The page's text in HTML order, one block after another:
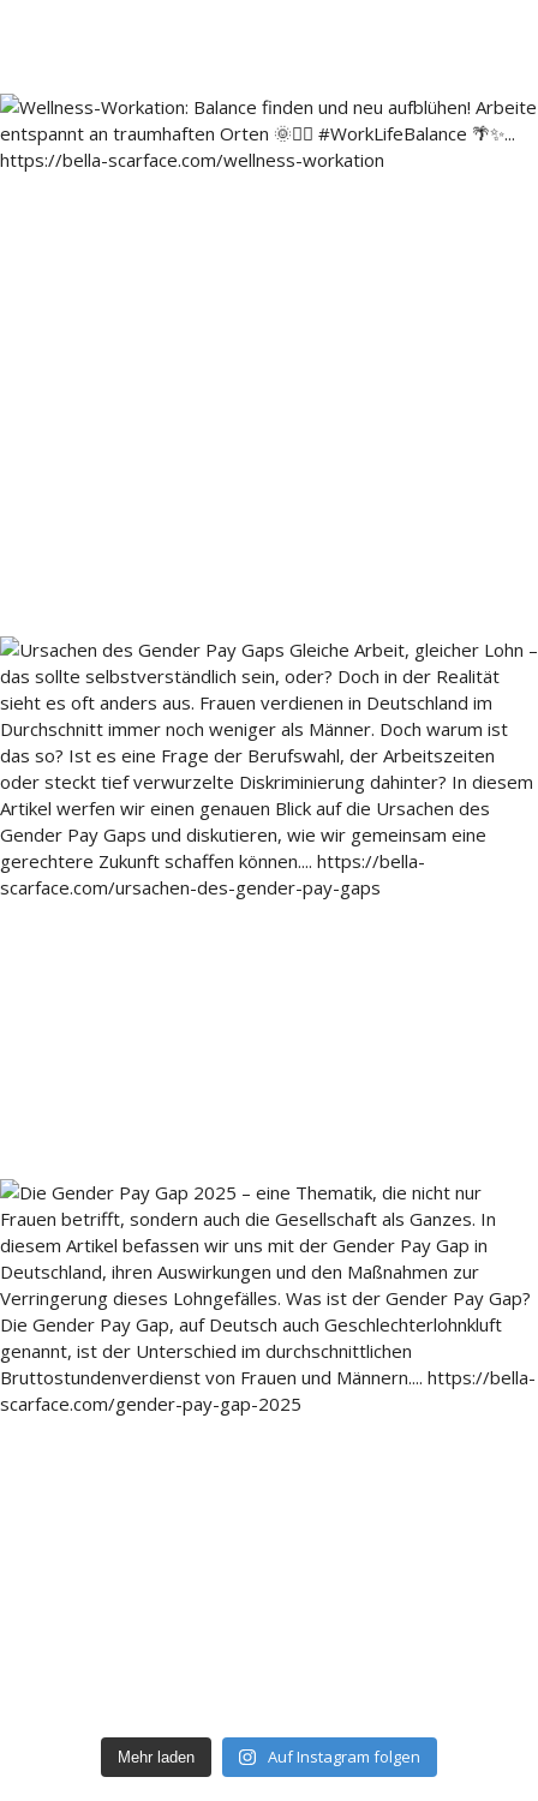
Mehr laden Auf Instagram folgen